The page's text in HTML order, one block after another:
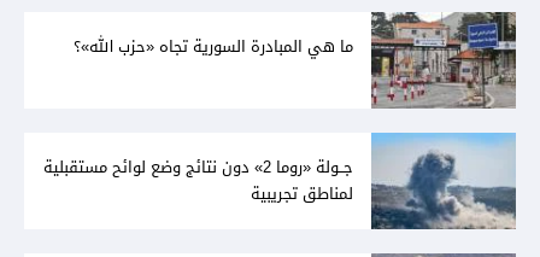
ما هي المبادرة السورية تجاه «حزب الله»؟
جــولة «روما 2» دون نتائج وضع لوائح مستقبلية
لمناطق تجريبية